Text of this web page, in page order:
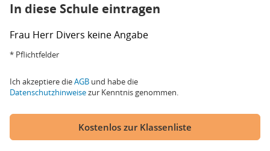
In diese Schule eintragen
Frau Herr Divers keine Angabe
* Pflichtfelder
Ich akzeptiere dieAGB und habe die
Datenschutzhinweisezur Kenntnis genommen.
Kostenlos zur Klassenliste